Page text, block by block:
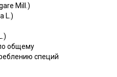
Mill.)
L.)
общему
специй